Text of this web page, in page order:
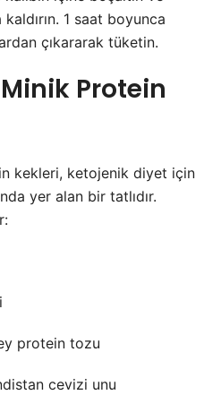
1 saat boyunca
çıkararak tüketin.
Protein
kekleri, ketojenik diyet için
yer alan bir tatlıdır.
protein tozu
cevizi unu